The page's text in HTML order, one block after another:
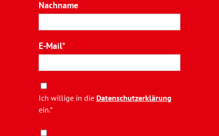
Nachname
E-Mail
Ich willige in die Datenschutzerklärung
ein.*